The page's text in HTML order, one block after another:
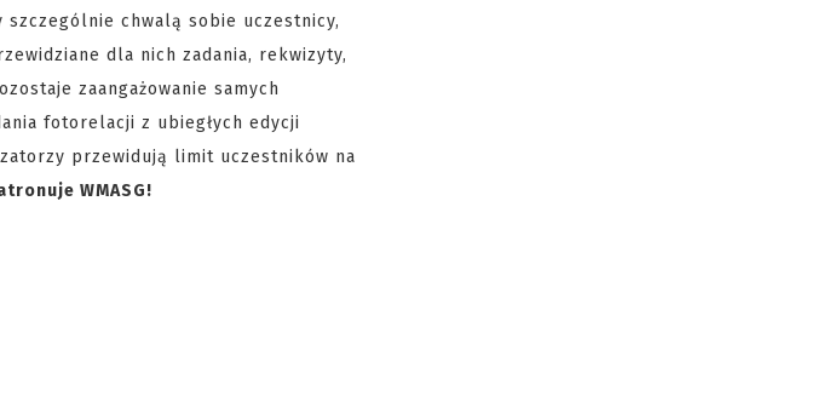
chwalą sobie uczestnicy,
dla nich zadania, rekwizyty,
zaangażowanie samych
fotorelacji z ubiegłych edycji
przewidują limit uczestników na
WMASG!